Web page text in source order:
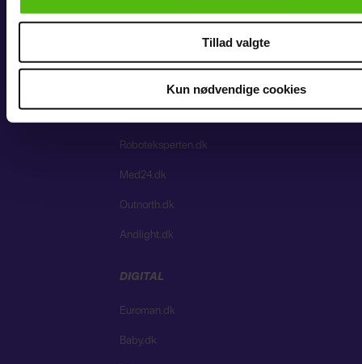
samarbejdspartnere og behandling af dine
hermed i både voresprivatlivspolitikogcookiepolitik.
Tillad valgte
Kun nødvendige cookies
KitchenOne.dk
Roboteksperten.dk
Med24.dk
Outnorth.dk
Andlight.dk
DIGITAL
Euroman.dk
Baby.dk